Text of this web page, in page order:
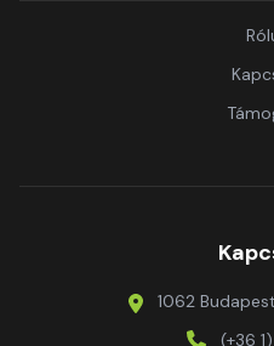
1062
(+36